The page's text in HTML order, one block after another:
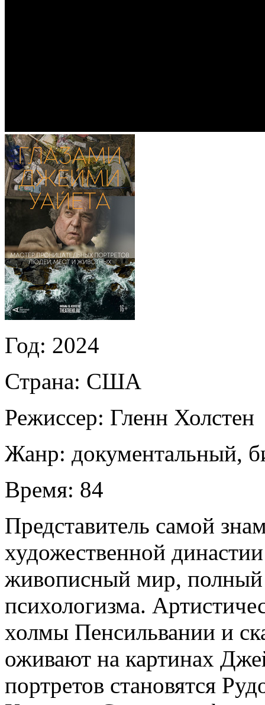
Год: 2024
Страна: США
Режиссер: Гленн Холстен
Жанр: документальный,
Время: 84
Представитель самой
художественной
живописный мир, полный
психологизма.
холмы Пенсильвании и
оживают на картинах
портретов становятся